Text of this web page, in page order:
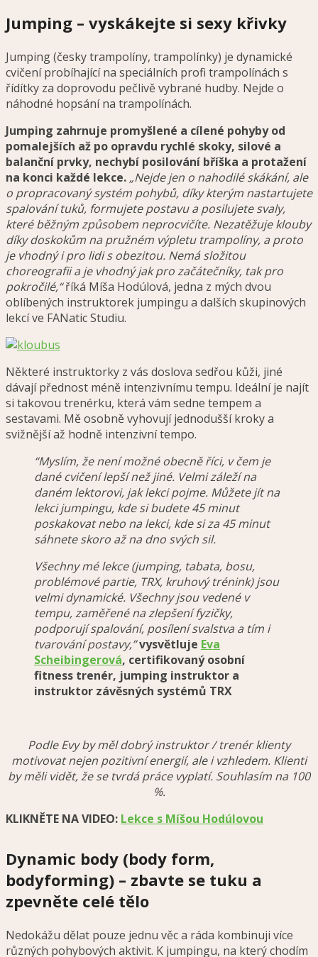
Jumping – vyskákejte si sexy křivky
Jumping (česky trampolíny, trampolínky) je dynamické
cvičení probíhající na speciálních profi trampolínách s
řídítky za doprovodu pečlivě vybrané hudby. Nejde o
náhodné hopsání na trampolínách.
Jumping zahrnuje promyšlené a cílené pohyby od
pomalejších až po opravdu rychlé skoky, silové a
balanční prvky, nechybí posilování bříška a protažení
na konci každé lekce. „Nejde jen o nahodilé skákání, ale
o propracovaný systém pohybů, díky kterým nastartujete
spalování tuků, formujete postavu a posilujete svaly,
které běžným způsobem neprocvičíte. Nezatěžuje klouby
díky doskokům na pružném výpletu trampolíny, a proto
je vhodný i pro lidi s obezitou. Nemá složitou
choreografii a je vhodný jak pro začátečníky, tak pro
pokročilé,“říká Míša Hodúlová, jedna z mých dvou
oblíbených instruktorek jumpingu a dalších skupinových
lekcí ve FANatic Studiu.
Některé instruktorky z vás doslova sedřou kůži, jiné
dávají přednost méně intenzivnímu tempu. Ideální je najít
si takovou trenérku, která vám sedne tempem a
sestavami. Mě osobně vyhovují jednodušší kroky a
svižnější až hodně intenzivní tempo.
“Myslím, že není možné obecně říci, v čem je
dané cvičení lepší než jiné. Velmi záleží na
daném lektorovi, jak lekci pojme. Můžete jít na
lekci jumpingu, kde si budete 45 minut
poskakovat nebo na lekci, kde si za 45 minut
sáhnete skoro až na dno svých sil.
Všechny mé lekce (jumping, tabata, bosu,
problémové partie, TRX, kruhový trénink) jsou
velmi dynamické. Všechny jsou vedené v
tempu, zaměřené na zlepšení fyzičky,
podporují spalování, posílení svalstva a tím i
tvarování postavy,”vysvětluje Eva
Scheibingerová, certifikovaný osobní
fitness trenér, jumping instruktor a
instruktor závěsných systémů TRX
Podle Evy by měl dobrý instruktor / trenér klienty
motivovat nejen pozitivní energií, ale i vzhledem. Klienti
by měli vidět, že se tvrdá práce vyplatí. Souhlasím na 100
%.
KLIKNĚTE NA VIDEO: Lekce s Míšou Hodúlovou
Dynamic body (body form,
bodyforming) – zbavte se tuku a
zpevněte celé tělo
Nedokážu dělat pouze jednu věc a ráda kombinuji více
různých pohybových aktivit. K jumpingu, na který chodím